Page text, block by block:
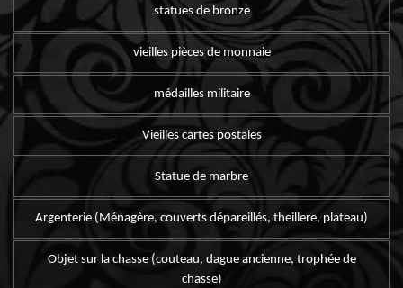
statues de bronze
vieilles pièces de monnaie
médailles militaire
Vieilles cartes postales
Statue de marbre
Argenterie (Ménagère, couverts dépareillés, theillere, plateau)
Objet sur la chasse (couteau, dague ancienne, trophée de
chasse)